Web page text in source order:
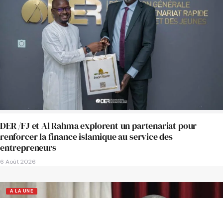
DER /FJ et Al Rahma explorent un partenariat pour
renforcer la finance islamique au service des
entrepreneurs
6 Août 2026
A LA UNE